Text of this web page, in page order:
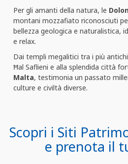
Per gli amanti della natura, le
montani mozzafiato riconosciuti
bellezza geologica e naturalistica,
e relax.
Dai templi megalitici tra i più
Ħal Saflieni e alla splendida città
Malta, testimonia un passato
culture e civiltà diverse.
Scopri i Siti
e prenota il